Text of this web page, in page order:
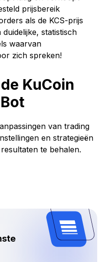
prijsbereik
als de KCS-prijs
statistisch
waarvan
zich spreken!
KuCoin
van trading
en strategieën
te behalen.